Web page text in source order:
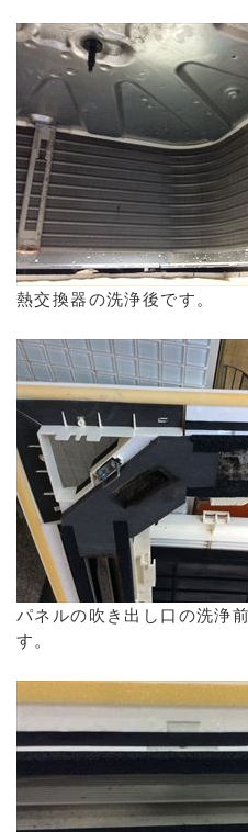
熱交換器の洗浄後です。
パネルの吹き出し口の洗浄
す。